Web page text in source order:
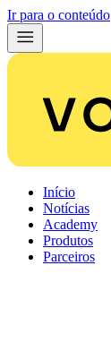
Ir para o conteúdo
Início
Notícias
Academy
Produtos
Parceiros